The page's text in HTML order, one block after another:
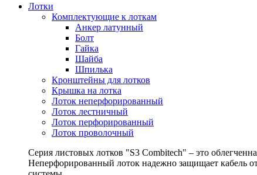
Лотки
Комплектующие к лоткам
Анкер латунный
Болт
Гайка
Шайба
Шпилька
Кронштейны для лотков
Крышка на лотка
Лоток неперфорированный
Лоток лестничный
Лоток перфорированный
Лоток проволочный
Серия листовых лотков "S3 Combitech" – это
Неперфорированный лоток надежно защищает кабель